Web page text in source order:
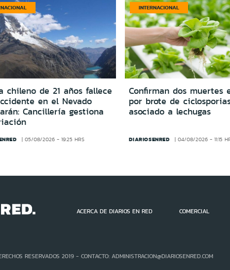
chileno de 21 años fallece
en el Nevado
Cancillería gestiona
05/08/2026 - 19:25 HRS
INTERNACIONAL
Confirman dos muertes
por brote de
asociado a lechugas
DIARIOSENRED 04/08/2026 - 11:15
ACERCA DE DIARIOS EN RED COMERCIAL
RESERVADOS 2019 - CONTACTO: ADMINISTRACION@DIARIOSENRED.COM